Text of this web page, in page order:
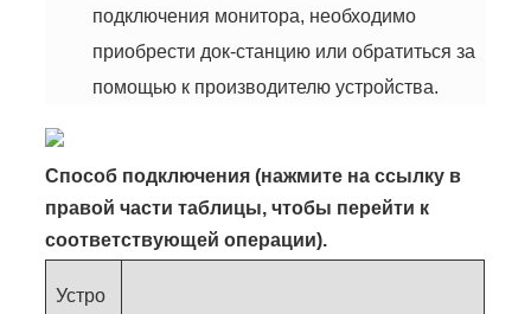
подключения монитора, необходимо
приобрести док-станцию или обратиться за
помощью к производителю устройства.
Способ подключения (нажмите на ссылку в
правой части таблицы, чтобы перейти к
соответствующей операции).
Устро